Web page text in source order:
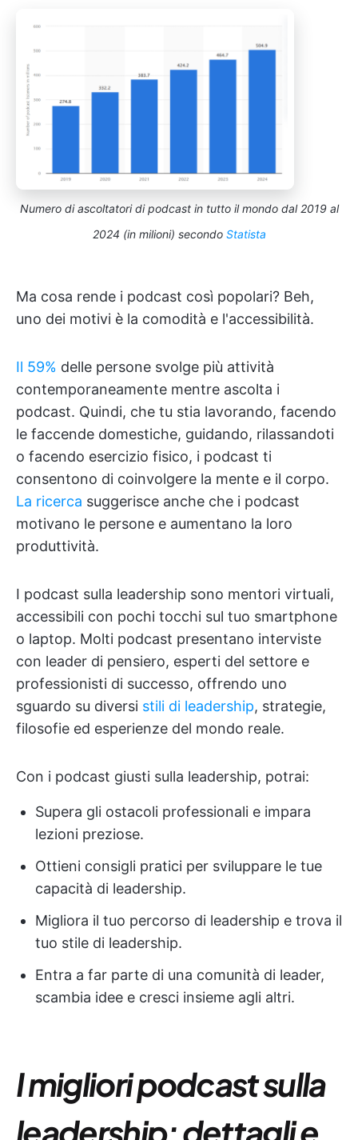
Numero di ascoltatori di podcast in tutto il mondo dal 2019 al
2024 (in milioni) secondo Statista
Ma cosa rende i podcast così popolari? Beh,
uno dei motivi è la comodità e l'accessibilità.
Il 59% delle persone svolge più attività
contemporaneamente mentre ascolta i
podcast. Quindi, che tu stia lavorando, facendo
le faccende domestiche, guidando, rilassandoti
o facendo esercizio fisico, i podcast ti
consentono di coinvolgere la mente e il corpo.
La ricerca suggerisce anche che i podcast
motivano le persone e aumentano la loro
produttività.
I podcast sulla leadership sono mentori virtuali,
accessibili con pochi tocchi sul tuo smartphone
o laptop. Molti podcast presentano interviste
con leader di pensiero, esperti del settore e
professionisti di successo, offrendo uno
sguardo su diversi stili di leadership, strategie,
filosofie ed esperienze del mondo reale.
Con i podcast giusti sulla leadership, potrai:
Supera gli ostacoli professionali e impara
lezioni preziose.
Ottieni consigli pratici per sviluppare le tue
capacità di leadership.
Migliora il tuo percorso di leadership e trova il
tuo stile di leadership.
Entra a far parte di una comunità di leader,
scambia idee e cresci insieme agli altri.
I migliori podcast sulla
leadership: dettagli e